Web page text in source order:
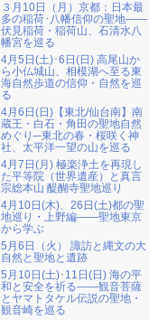
３月10日（月）京都：日本最
多の稲荷･八幡信仰の聖地――
伏見稲荷・稲荷山、石清水八
幡宮を巡る
4月5日(土)･6日(日) 高尾山か
ら小仏城山、相模湖へ至る東
海自然歩道の信仰・自然を巡
る
4月6日(日)【東北/仙台南】南
蔵王・白石・角田の聖地自然
めぐり─東北の春・桜咲く神
社、太平洋一望の山を巡る
4月7日(月) 極楽浄土を再現し
た平等院（世界遺産）と真言
宗総本山 醍醐寺聖地巡り
4月10日(木)、26日(土)都の聖
地巡り・上野編――聖地東京
から学ぶ
5月6日（火） 諏訪と縄文の大
自然と聖地と遺跡
5月10日(土)･11日(日) 海の平
和と安全を祈る――観音菩薩
とヤマトタケル伝説の聖地・
観音崎を巡る